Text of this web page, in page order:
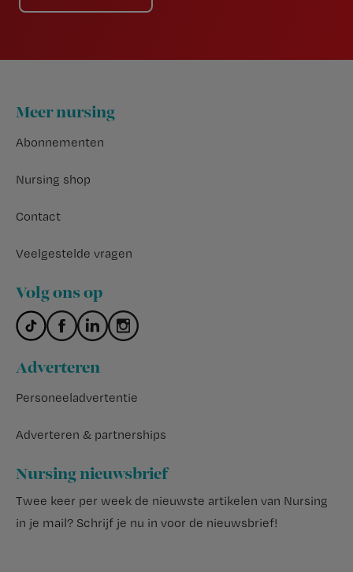
Footer
Meer nursing
Abonnementen
Nursing shop
Contact
Veelgestelde vragen
Volg ons op
Adverteren
Personeeladvertentie
Adverteren & partnerships
Nursing nieuwsbrief
Twee keer per week de nieuwste artikelen van Nursing
in je mail? Schrijf je nu in voor de nieuwsbrief!